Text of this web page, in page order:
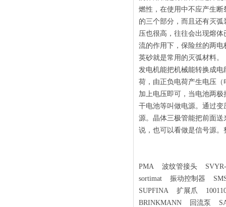
燃性，在使用中不应产生
的三个部分，而且还有灭
压也很高，往往会出现熔
流的作用下，保险丝的两
英砂就是常用的灭弧材料。
发电机能把机械能转换成
荷，由正负电荷产生电压
加上电压即可，当电池两
干电池等叫做电源。通过
源。晶体三极管能把前面
说，也可以看做是信号源
PMA 波纹管接头 SVYR-
sortimat 振动控制器
SUPFINA 扩展爪
BRINKMANN 回流泵